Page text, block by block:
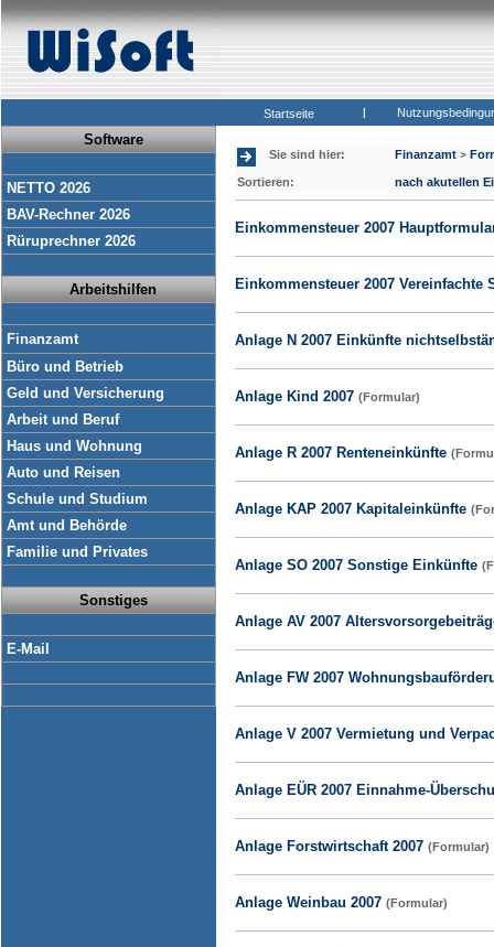
Startseite |
Software
NETTO 2026
BAV-Rechner 2026
Rüruprechner 2026
Arbeitshilfen
Finanzamt
Büro und Betrieb
Geld und Versicherung
Arbeit und Beruf
Haus und Wohnung
Auto und Reisen
Schule und Studium
Amt und Behörde
Familie und Privates
Sonstiges
E-Mail
Sie sind hier: Finanzamt >
Sortieren: nach akutellen
Einkommensteuer 2007
Einkommensteuer 2007 Vereinfachte
Anlage N 2007 Einkünfte
Anlage Kind 2007 (Formular)
Anlage R 2007 Renteneinkünfte
Anlage KAP 2007 Kapitaleinkünfte
Anlage SO 2007 Sonstige Einkünfte
Anlage AV 2007
Anlage FW 2007
Anlage V 2007 Vermietung und
Anlage EÜR 2007 Einnahme-
Anlage Forstwirtschaft 2007 (Formular)
Anlage Weinbau 2007 (Formular)